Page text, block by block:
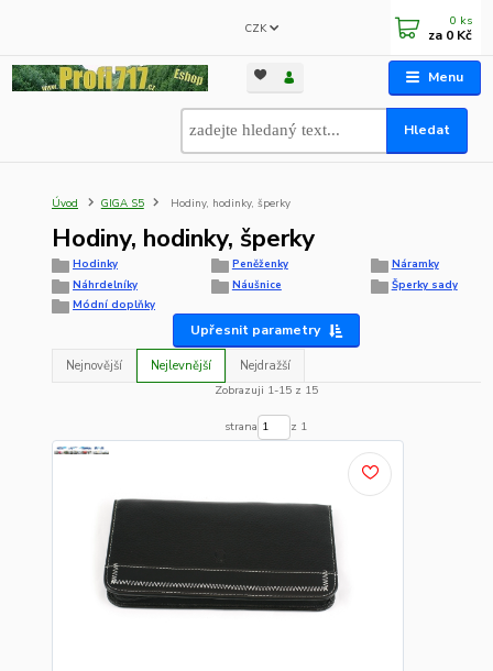
Menu
CZK
Hledat
0 ks
za 0 Kč
Úvod GIGA S5 Hodiny, hodinky, šperky
Hodiny, hodinky, šperky
Hodinky Peněženky
Náramky
Náhrdelníky
Náušnice
Šperky sady
Módní doplňky
Upřesnit parametry
Nejnovější Nejlevnější
Nejdražší
Zobrazuji 1-15 z 15
strana z 1